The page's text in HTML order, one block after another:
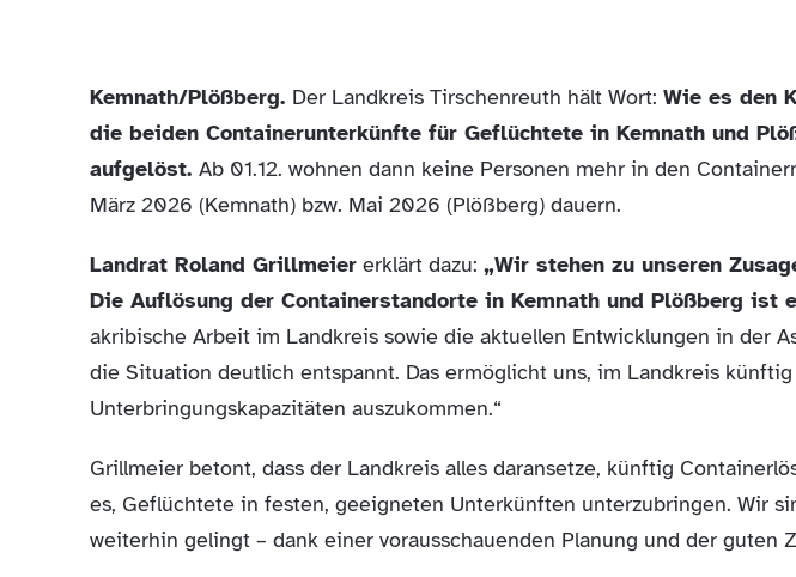
Kemnath/Plößberg. Der Landkreis Tirschenreuth hält Wort: Wie es den
die beiden Containerunterkünfte für Geflüchtete in Kemnath und
aufgelöst. Ab 01.12. wohnen dann keine Personen mehr in den
März 2026 (Kemnath) bzw. Mai 2026 (Plößberg) dauern.
Landrat Roland Grillmeier erklärt dazu: „Wir stehen zu unseren
Die Auflösung der Containerstandorte in Kemnath und Plößberg ist
akribische Arbeit im Landkreis sowie die aktuellen Entwicklungen in der
die Situation deutlich entspannt. Das ermöglicht uns, im Landkreis
Unterbringungskapazitäten auszukommen.“
Grillmeier betont, dass der Landkreis alles daransetze, künftig
es, Geflüchtete in festen, geeigneten Unterkünften unterzubringen. Wir
weiterhin gelingt – dank einer vorausschauenden Planung und der guten